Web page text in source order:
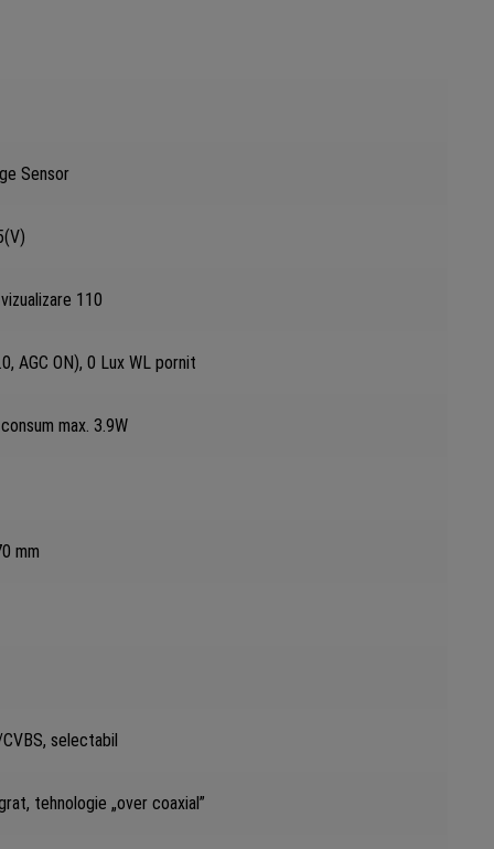
Sensor
110
AGC ON), 0 Lux WL pornit
max. 3.9W
mm
selectabil
tehnologie „over coaxial”